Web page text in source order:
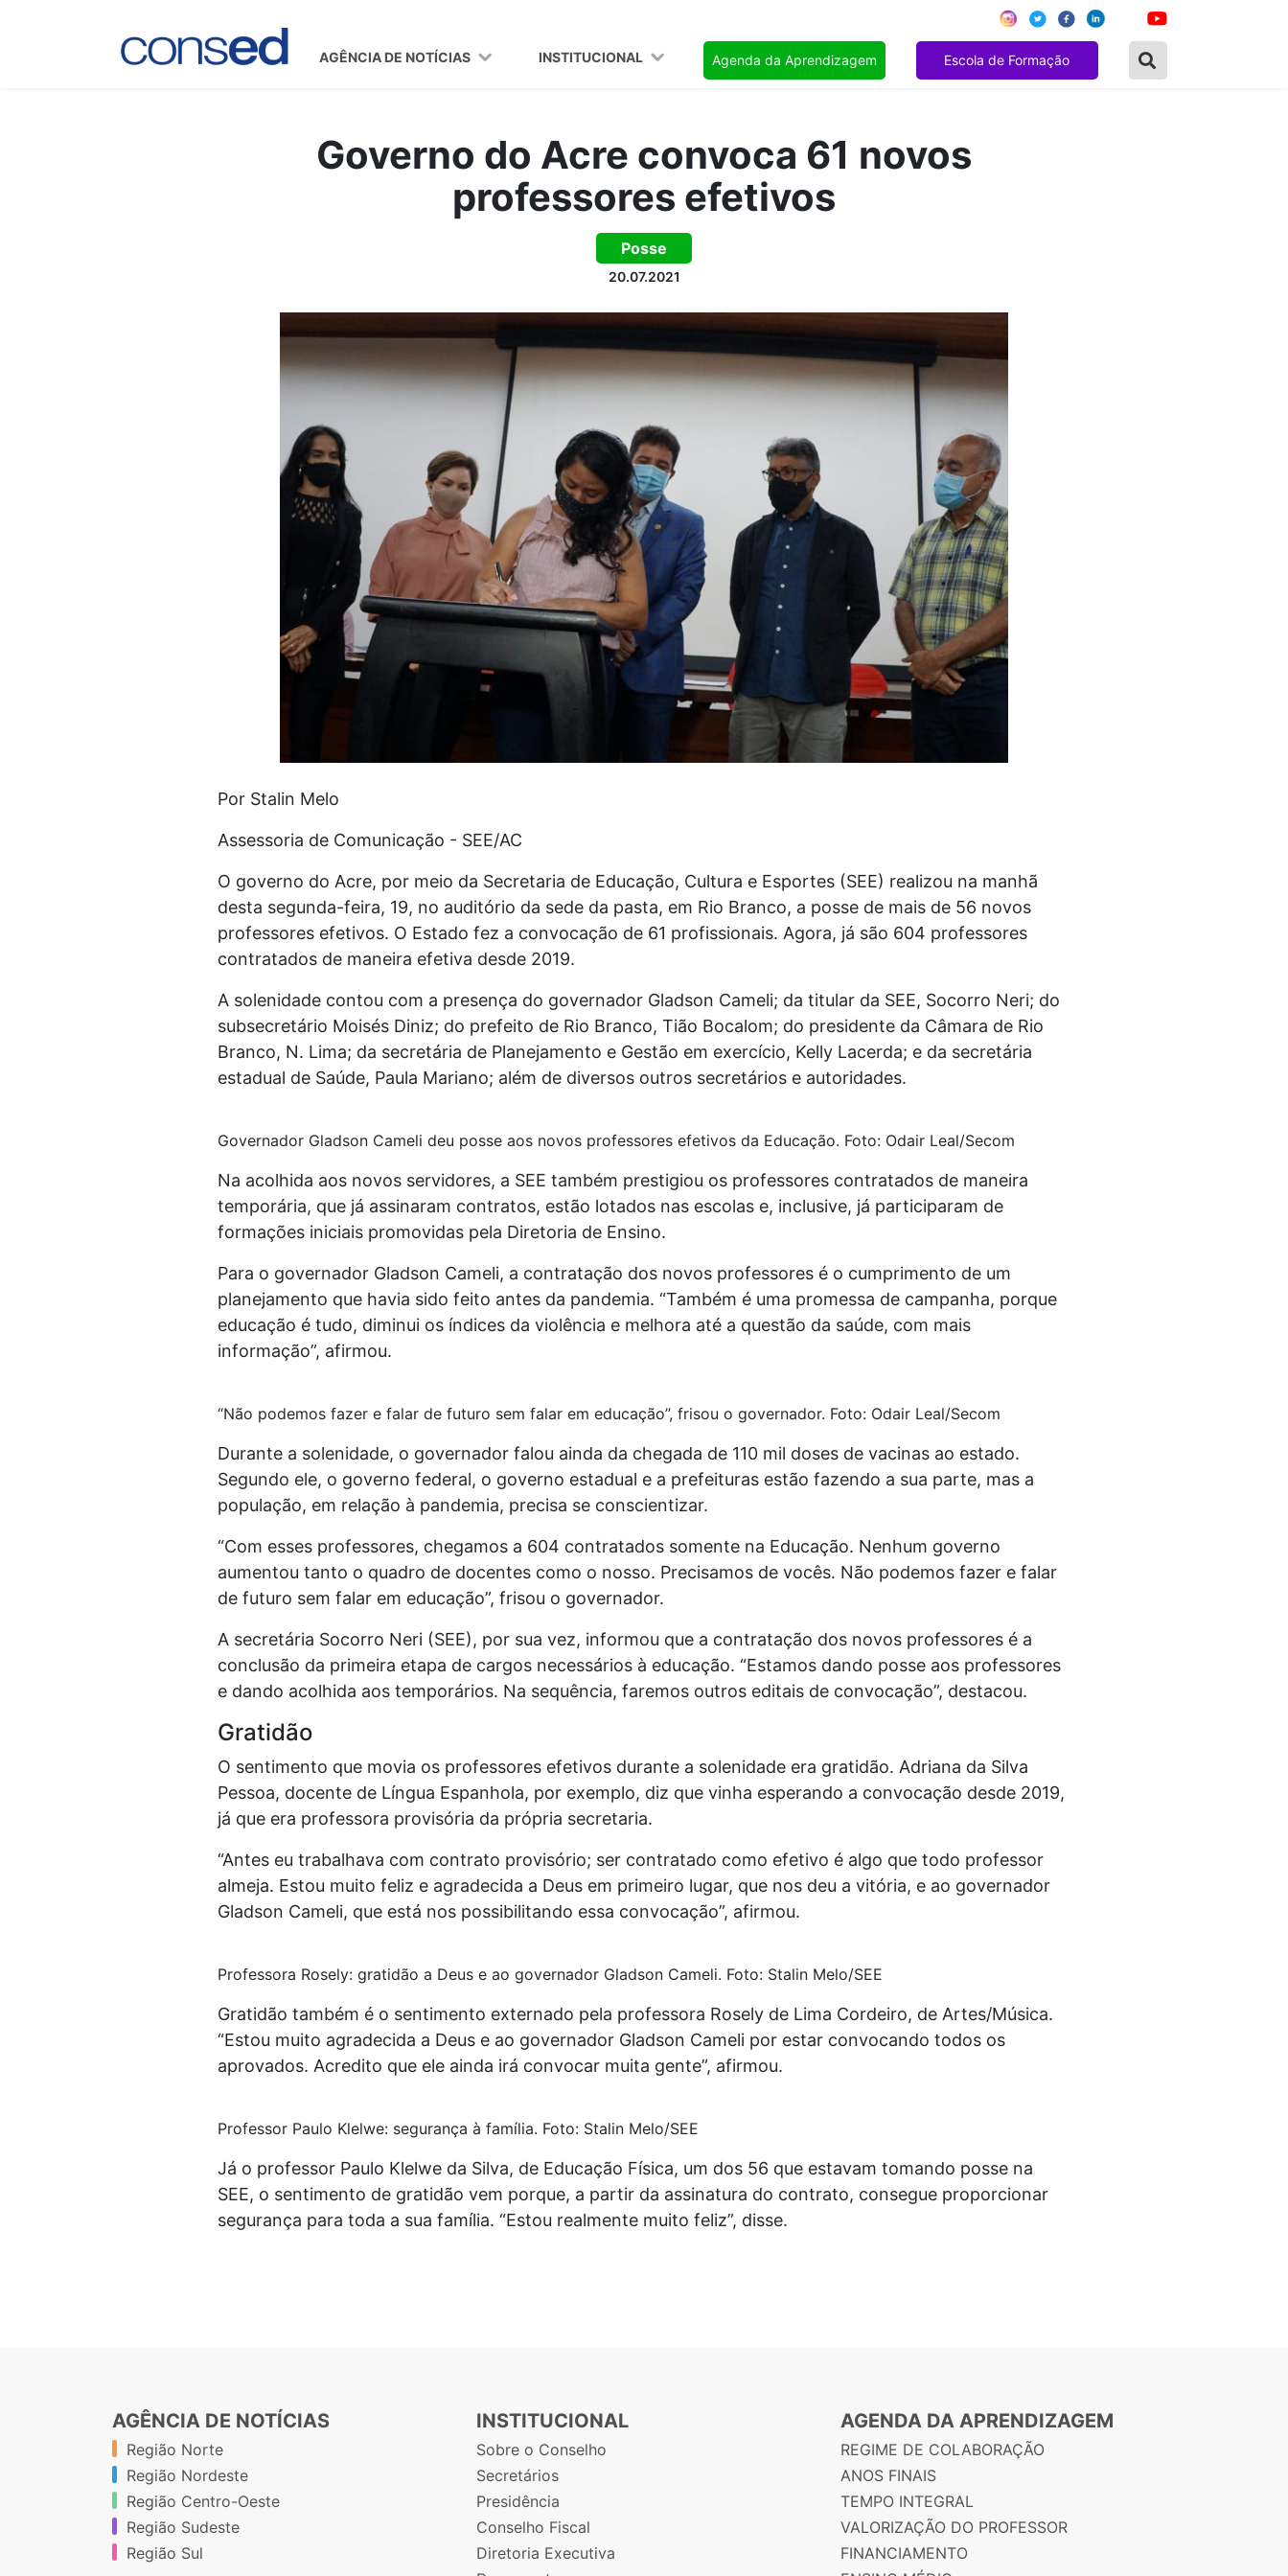
AGÊNCIA DE NOTÍCIAS INSTITUCIONAL Agenda da Aprendizagem Escola de Formação
Governo do Acre convoca 61 novos
professores efetivos
Posse
20.07.2021
Por Stalin Melo
Assessoria de Comunicação - SEE/AC
O governo do Acre, por meio da Secretaria de Educação, Cultura e Esportes (SEE) realizou na manhã
desta segunda-feira, 19, no auditório da sede da pasta, em Rio Branco, a posse de mais de 56 novos
professores efetivos. O Estado fez a convocação de 61 profissionais. Agora, já são 604 professores
contratados de maneira efetiva desde 2019.
A solenidade contou com a presença do governador Gladson Cameli; da titular da SEE, Socorro Neri; do
subsecretário Moisés Diniz; do prefeito de Rio Branco, Tião Bocalom; do presidente da Câmara de Rio
Branco, N. Lima; da secretária de Planejamento e Gestão em exercício, Kelly Lacerda; e da secretária
estadual de Saúde, Paula Mariano; além de diversos outros secretários e autoridades.
Governador Gladson Cameli deu posse aos novos professores efetivos da Educação. Foto: Odair Leal/Secom
Na acolhida aos novos servidores, a SEE também prestigiou os professores contratados de maneira
temporária, que já assinaram contratos, estão lotados nas escolas e, inclusive, já participaram de
formações iniciais promovidas pela Diretoria de Ensino.
Para o governador Gladson Cameli, a contratação dos novos professores é o cumprimento de um
planejamento que havia sido feito antes da pandemia. “Também é uma promessa de campanha, porque
educação é tudo, diminui os índices da violência e melhora até a questão da saúde, com mais
informação”, afirmou.
“Não podemos fazer e falar de futuro sem falar em educação”, frisou o governador. Foto: Odair Leal/Secom
Durante a solenidade, o governador falou ainda da chegada de 110 mil doses de vacinas ao estado.
Segundo ele, o governo federal, o governo estadual e a prefeituras estão fazendo a sua parte, mas a
população, em relação à pandemia, precisa se conscientizar.
“Com esses professores, chegamos a 604 contratados somente na Educação. Nenhum governo
aumentou tanto o quadro de docentes como o nosso. Precisamos de vocês. Não podemos fazer e falar
de futuro sem falar em educação”, frisou o governador.
A secretária Socorro Neri (SEE), por sua vez, informou que a contratação dos novos professores é a
conclusão da primeira etapa de cargos necessários à educação. “Estamos dando posse aos professores
e dando acolhida aos temporários. Na sequência, faremos outros editais de convocação”, destacou.
Gratidão
O sentimento que movia os professores efetivos durante a solenidade era gratidão. Adriana da Silva
Pessoa, docente de Língua Espanhola, por exemplo, diz que vinha esperando a convocação desde 2019,
já que era professora provisória da própria secretaria.
“Antes eu trabalhava com contrato provisório; ser contratado como efetivo é algo que todo professor
almeja. Estou muito feliz e agradecida a Deus em primeiro lugar, que nos deu a vitória, e ao governador
Gladson Cameli, que está nos possibilitando essa convocação”, afirmou.
Professora Rosely: gratidão a Deus e ao governador Gladson Cameli. Foto: Stalin Melo/SEE
Gratidão também é o sentimento externado pela professora Rosely de Lima Cordeiro, de Artes/Música.
“Estou muito agradecida a Deus e ao governador Gladson Cameli por estar convocando todos os
aprovados. Acredito que ele ainda irá convocar muita gente”, afirmou.
Professor Paulo Klelwe: segurança à família. Foto: Stalin Melo/SEE
Já o professor Paulo Klelwe da Silva, de Educação Física, um dos 56 que estavam tomando posse na
SEE, o sentimento de gratidão vem porque, a partir da assinatura do contrato, consegue proporcionar
segurança para toda a sua família. “Estou realmente muito feliz”, disse.
AGÊNCIA DE NOTÍCIAS
Região Norte
Região Nordeste
Região Centro-Oeste
Região Sudeste
Região Sul
INSTITUCIONAL
Sobre o Conselho
Secretários
Presidência
Conselho Fiscal
Diretoria Executiva
AGENDA DA APRENDIZAGEM
REGIME DE COLABORAÇÃO
ANOS FINAIS
TEMPO INTEGRAL
VALORIZAÇÃO DO PROFESSOR
FINANCIAMENTO